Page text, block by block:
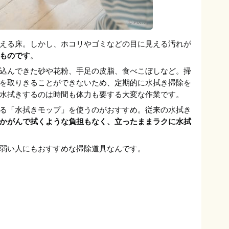
る床。しかし、ホコリやゴミなどの目に見える汚れが
のです。
んできた砂や花粉、手足の皮脂、食べこぼしなど。掃
取りきることができないため、定期的に水拭き掃除を
拭きするのは時間も体力も要する大変な作業です。
「水拭きモップ」を使うのがおすすめ。従来の水拭き
がんで拭くような負担もなく、立ったままラクに水拭
い人にもおすすめな掃除道具なんです。